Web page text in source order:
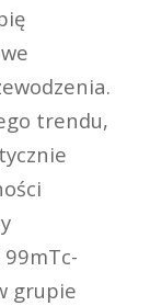
trendu,
grupie